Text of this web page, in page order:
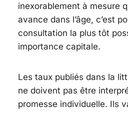
inexorablement à mesure
avance dans l’âge, c’est
consultation la plus tôt
importance capitale.
Les taux publiés dans la
ne doivent pas être
promesse individuelle. Ils